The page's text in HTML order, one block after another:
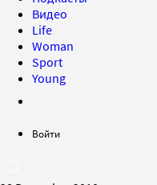
Видео
Life
Woman
Sport
Young
Войти